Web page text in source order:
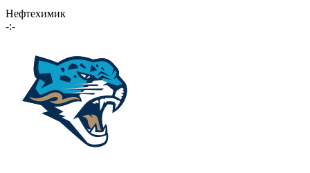
Нефтехимик
-:-